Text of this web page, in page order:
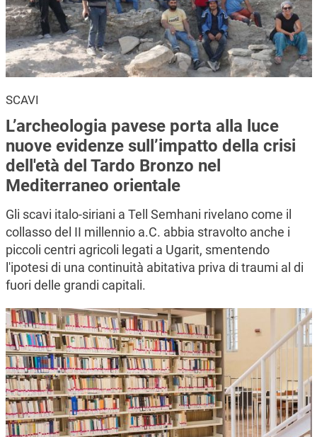
SCAVI
L’archeologia pavese porta alla luce
nuove evidenze sull’impatto della crisi
dell'età del Tardo Bronzo nel
Mediterraneo orientale
Gli scavi italo-siriani a Tell Semhani rivelano come il
collasso del II millennio a.C. abbia stravolto anche i
piccoli centri agricoli legati a Ugarit, smentendo
l'ipotesi di una continuità abitativa priva di traumi al di
fuori delle grandi capitali.